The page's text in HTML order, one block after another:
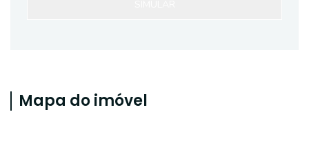
Mapa do imóvel